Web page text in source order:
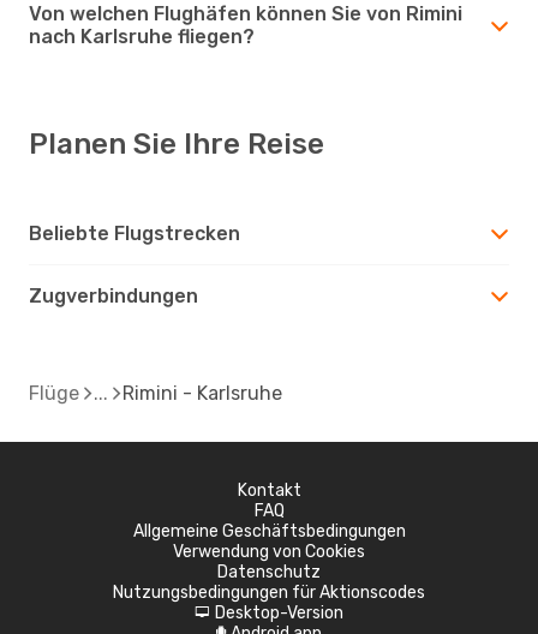
Von welchen Flughäfen können Sie von Rimini
nach Karlsruhe fliegen?
Planen Sie Ihre Reise
Beliebte Flugstrecken
Zugverbindungen
Flüge Rimini - Karlsruhe
Kontakt
FAQ
Allgemeine Geschäftsbedingungen
Verwendung von Cookies
Datenschutz
Nutzungsbedingungen für Aktionscodes
d Desktop-Version